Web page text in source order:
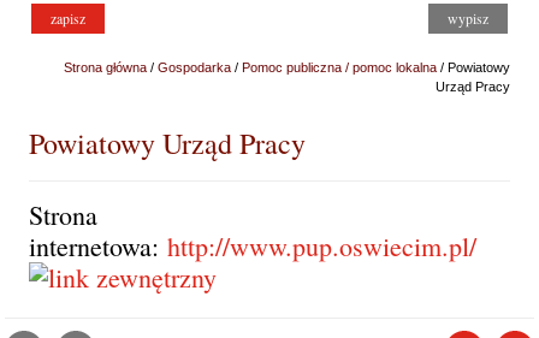
Strona główna/ Gospodarka/ Pomoc publiczna / pomoc lokalna/ Powiatowy
Urząd Pracy
Powiatowy Urząd Pracy
Strona
internetowa:http://www.pup.oswiecim.pl/